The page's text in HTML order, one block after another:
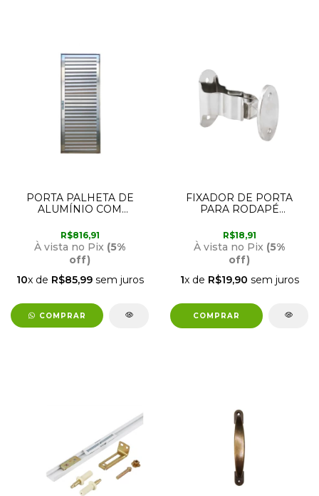
PORTA PALHETA DE
ALUMÍNIO COM
DIREITA 2,10M X 70CM
BRILHANTE LUX
R$816,91
À vista no Pix (5%
off)
10x de R$85,99sem juros
COMPRAR
FIXADOR DE PORTA
PARA RODAPÉ
R$18,91
À vista no Pix (5%
off)
1x de R$19,90 sem juros